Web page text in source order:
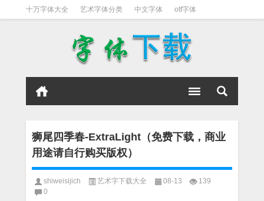
十万字体大全 艺术字体分类 中文字体 otf字体
狮尾四季春-ExtraLight（免费下载，商业
用途请自行购买版权）
shiweisijich 艺术字下载大全 08-13
139
0